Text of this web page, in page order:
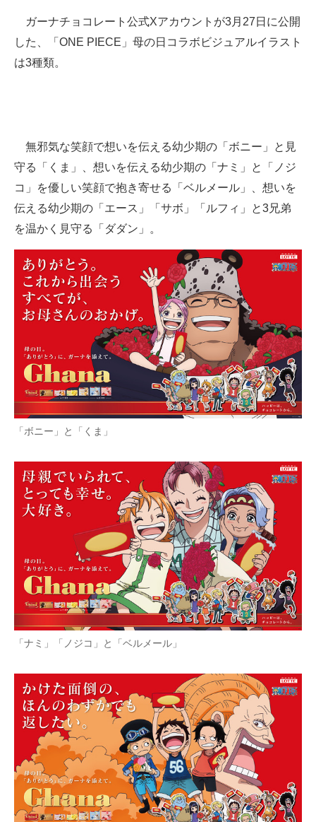
ガーナチョコレート公式Xアカウントが3月27日に公開
した、「ONE PIECE」母の日コラボビジュアルイラスト
は3種類。
無邪気な笑顔で想いを伝える幼少期の「ボニー」と見
守る「くま」、想いを伝える幼少期の「ナミ」と「ノジ
コ」を優しい笑顔で抱き寄せる「ベルメール」、想いを
伝える幼少期の「エース」「サボ」「ルフィ」と3兄弟
を温かく見守る「ダダン」。
「ボニー」と「くま」
「ナミ」「ノジコ」と「ベルメール」